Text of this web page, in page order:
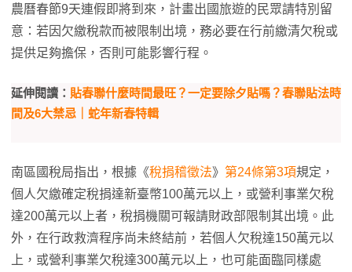
農曆春節9天連假即將到來，計畫出國旅遊的民眾請特別留
意：若因欠繳稅款而被限制出境，務必要在行前繳清欠稅或
提供足夠擔保，否則可能影響行程。
延伸閱讀： 貼春聯什麼時間最旺？一定要除夕貼嗎？春聯貼法時
間及6大禁忌｜蛇年新春特輯
南區國稅局指出，根據《稅捐稽徵法》 第24條第3項規定，
個人欠繳確定稅捐達新臺幣100萬元以上，或營利事業欠稅
達200萬元以上者，稅捐機關可報請財政部限制其出境。此
外，在行政救濟程序尚未終結前，若個人欠稅達150萬元以
上，或營利事業欠稅達300萬元以上，也可能面臨同樣處